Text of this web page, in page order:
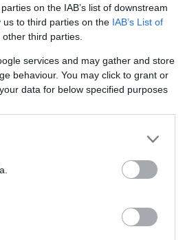
on the IAB’s list of downstream
to third parties on the IAB’s List of
third parties.
services and may gather and store
behaviour. You may click to grant or
data for below specified purposes
Οι
το